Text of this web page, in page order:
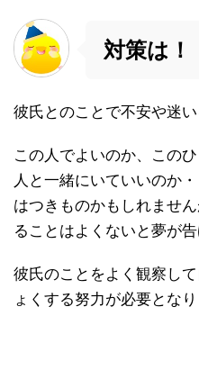
対策は！
彼氏とのことで不安や迷
この人でよいのか、この
人と一緒にいていいのか
はつきものかもしれませ
ることはよくないと夢が告
彼氏のことをよく観察し
ょくする努力が必要となり